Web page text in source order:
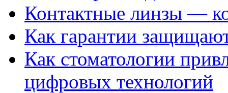
Контактные линзы —
Как гарантии
Как стоматологии
цифровых технологий